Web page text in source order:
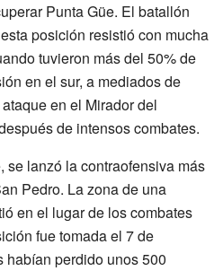
Punta Güe. El batallón
posición resistió con mucha
tuvieron más del 50% de
en el sur, a mediados de
en el Mirador del
de intensos combates.
se lanzó la contraofensiva más
Pedro. La zona de una
en el lugar de los combates
fue tomada el 7 de
habían perdido unos 500